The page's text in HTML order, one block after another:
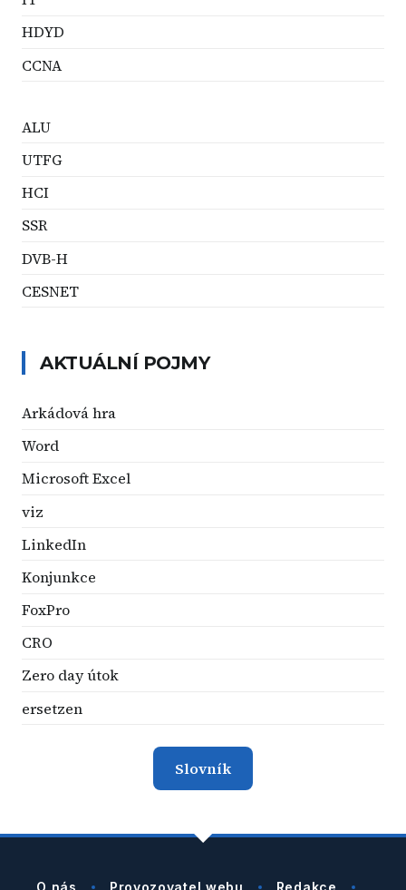
HDYD
CCNA
ALU
UTFG
HCI
SSR
DVB-H
CESNET
AKTUÁLNÍ POJMY
Arkádová hra
Word
Microsoft Excel
viz
LinkedIn
Konjunkce
FoxPro
CRO
Zero day útok
ersetzen
Slovník